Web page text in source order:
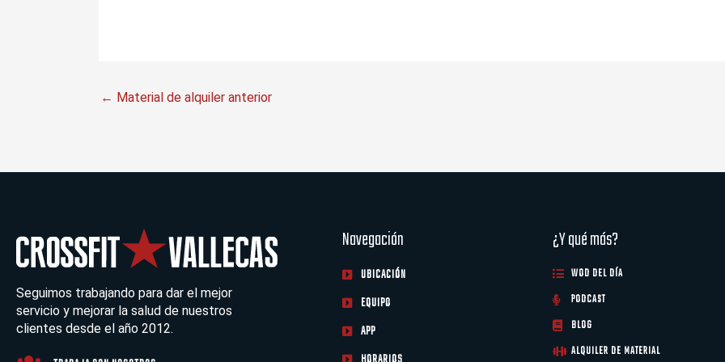
← Material de alquiler anterior
Seguimos trabajando para dar el mejor
servicio y mejorar la salud de nuestros
clientes desde el año 2012.
Navegación
UBICACIÓN
EQUIPO
APP
¿Y qué más?
WOD DEL DÍA
PODCAST
BLOG
ALQUILER DE MATERIAL